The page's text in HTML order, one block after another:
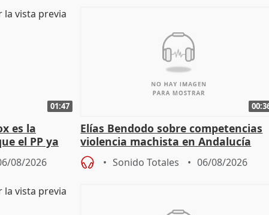
01:47
es la
el PP ya
08/2026
Elías Bendodo sobre competencias
violencia machista en Andalucía
Sonido Totales 06/08/2026